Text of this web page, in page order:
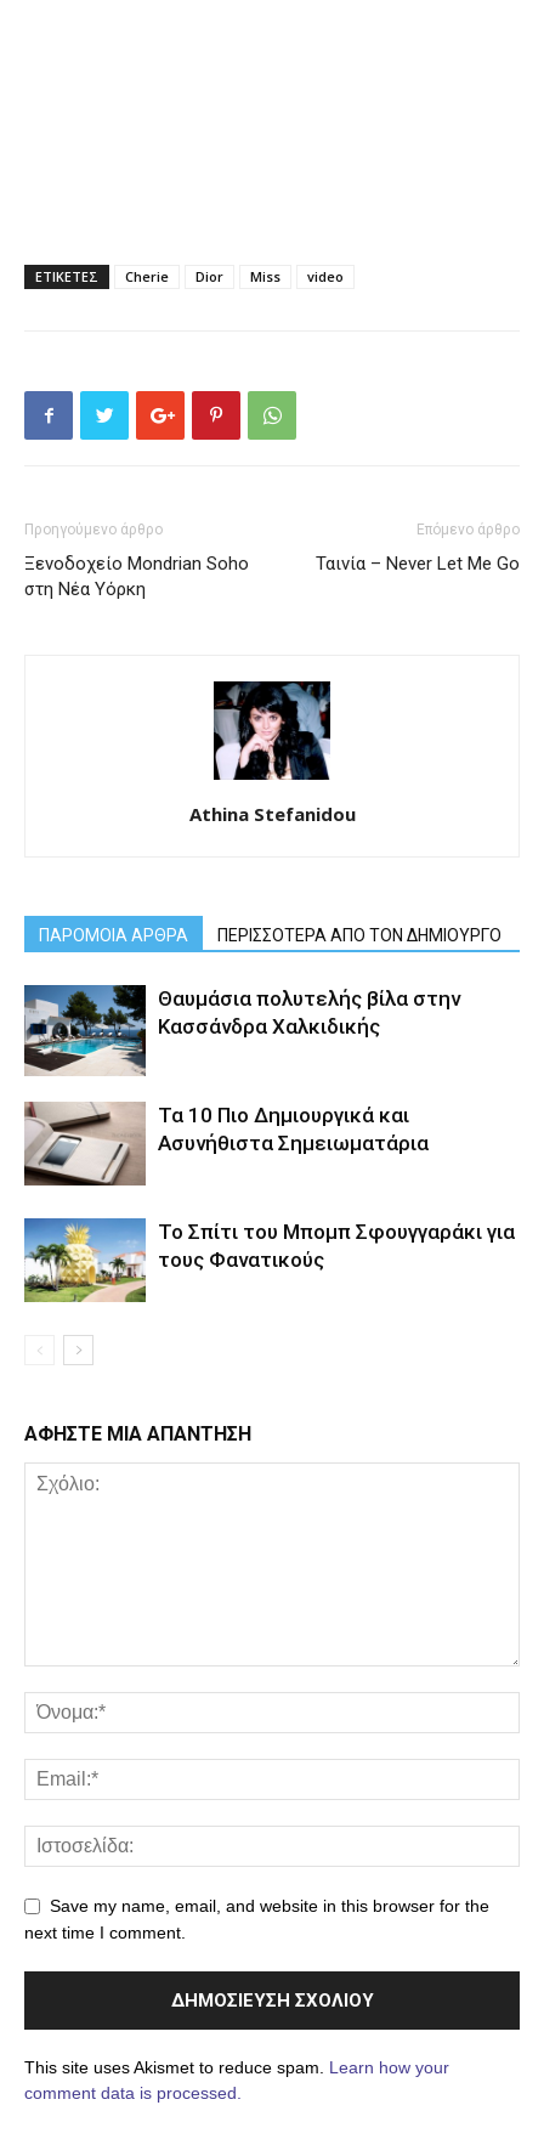
ΕΤΙΚΕΤΕΣ Cherie Dior Miss video
Προηγούμενο άρθρο
Ξενοδοχείο Mondrian Soho
στη Νέα Υόρκη
Επόμενο άρθρο
Ταινία – Never Let Me Go
Athina Stefanidou
ΠΑΡΟΜΟΙΑ ΑΡΘΡΑ ΠΕΡΙΣΣΟΤΕΡΑ ΑΠΟ ΤΟΝ ΔΗΜΙΟΥΡΓΟ
Θαυμάσια πολυτελής βίλα στην
Κασσάνδρα Χαλκιδικής
Τα 10 Πιο Δημιουργικά και
Ασυνήθιστα Σημειωματάρια
Το Σπίτι του Μπομπ Σφουγγαράκι για
τους Φανατικούς
ΑΦΗΣΤΕ ΜΙΑ ΑΠΑΝΤΗΣΗ
Save my name, email, and website in this browser for the
next time I comment.
This site uses Akismet to reduce spam. Learn how your
comment data is processed.